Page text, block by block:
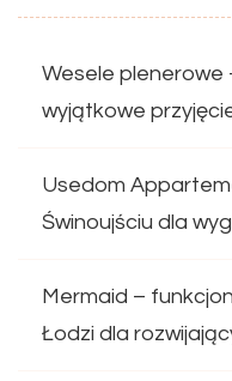
Wesele plenerowe
wyjątkowe
Usedom
Świnoujściu dla
Mermaid –
Łodzi dla